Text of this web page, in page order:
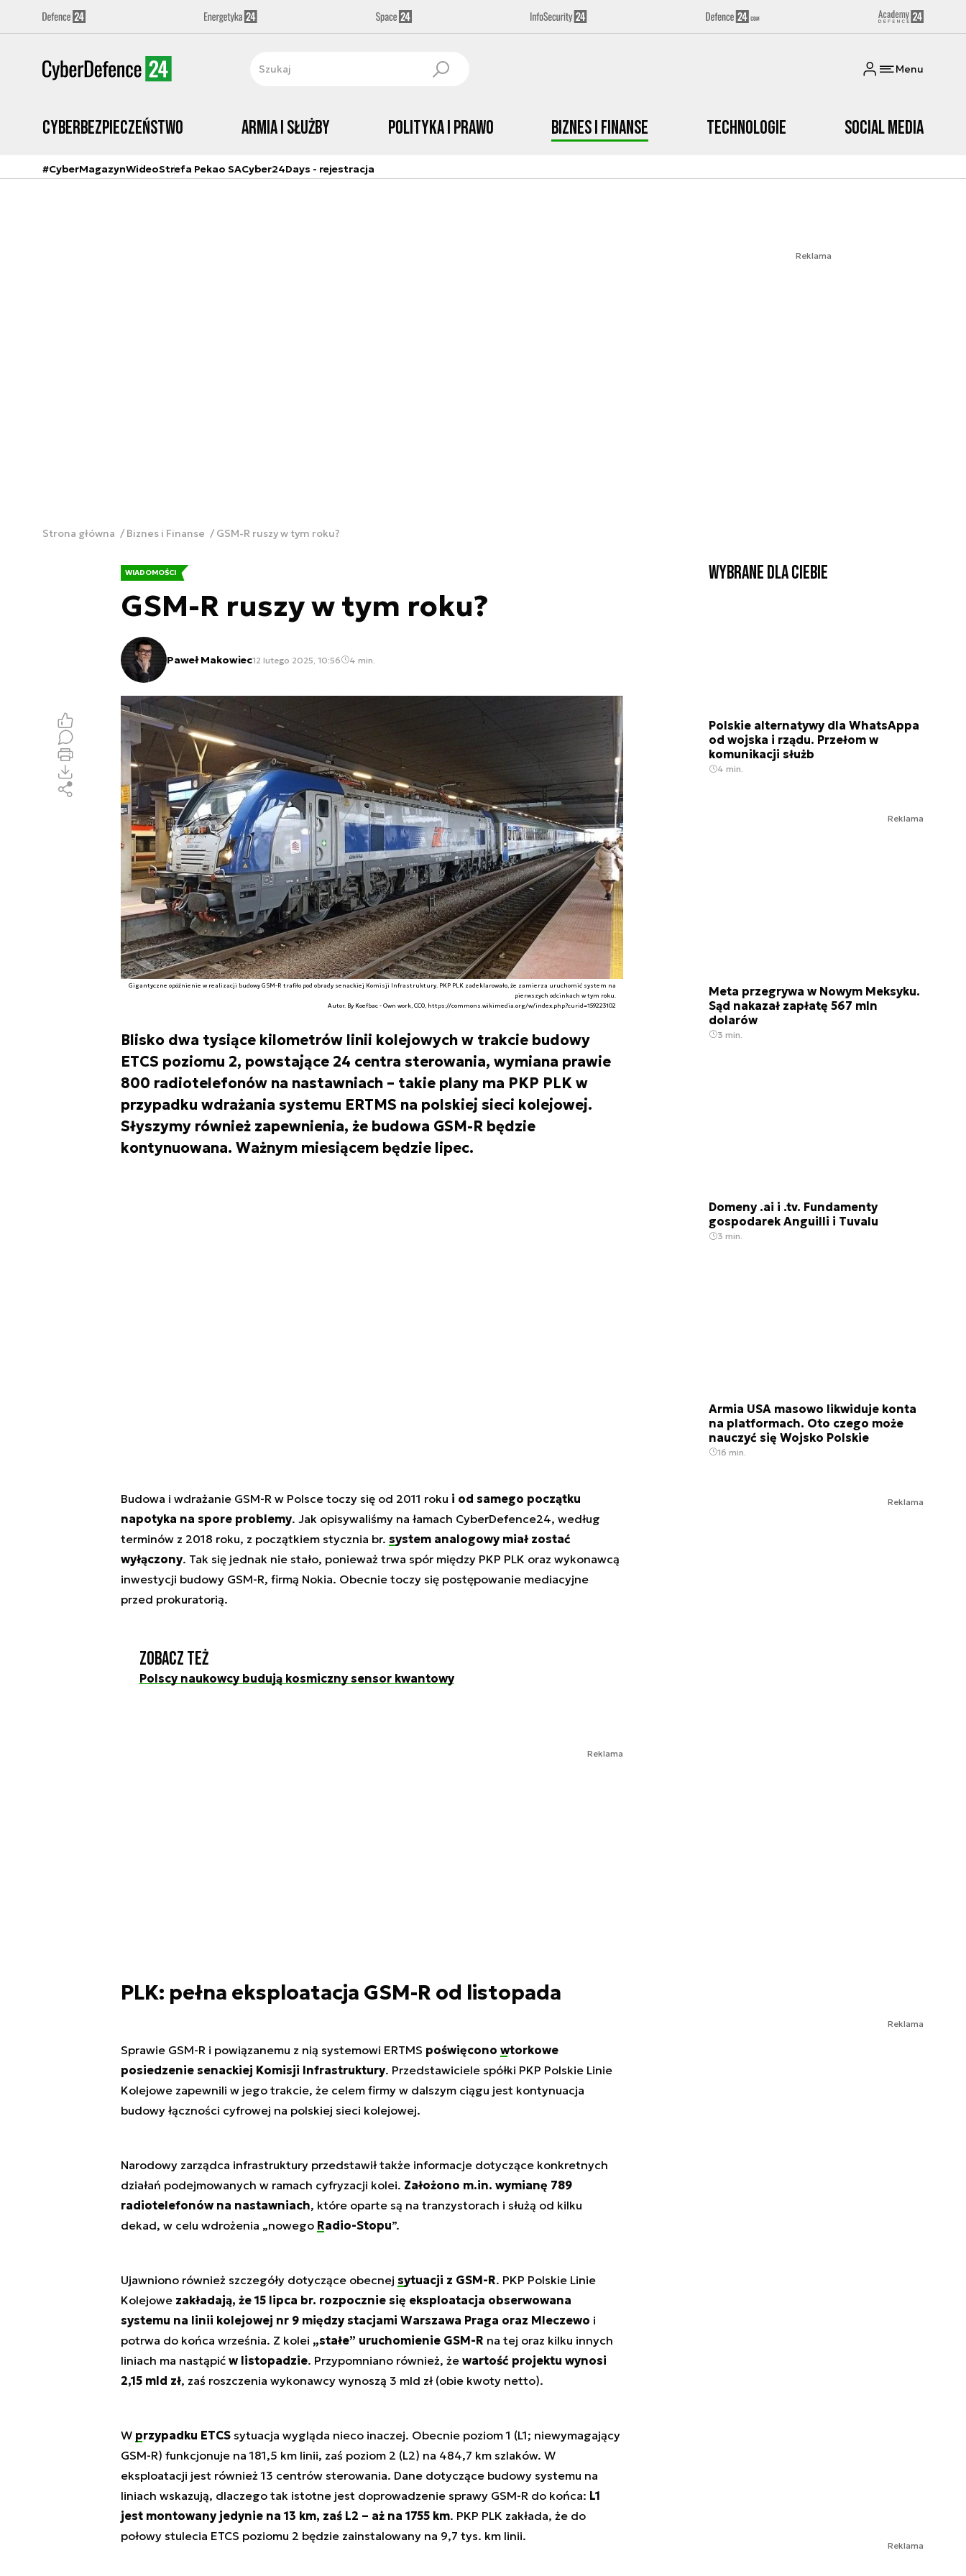
Menu
Cyberbezpieczeństwo Armia i Służby Polityka i prawo Biznes i Finanse Technologie Social media
#CyberMagazynWideoStrefa Pekao SACyber24Days - rejestracja
Reklama
Strona główna Biznes i Finanse GSM-R ruszy w tym roku?
WIADOMOŚCI
GSM-R ruszy w tym roku?
Paweł Makowiec12 lutego 2025, 10:56 4 min.
Gigantyczne opóźnienie w realizacji budowy GSM-R trafiło pod obrady senackiej Komisji Infrastruktury. PKP PLK zadeklarowało, że zamierza uruchomić system na
pierwszych odcinkach w tym roku.
Autor. By Koefbac - Own work, CC0, https://commons.wikimedia.org/w/index.php?curid=159223102
Blisko dwa tysiące kilometrów linii kolejowych w trakcie budowy
ETCS poziomu 2, powstające 24 centra sterowania, wymiana prawie
800 radiotelefonów na nastawniach – takie plany ma PKP PLK w
przypadku wdrażania systemu ERTMS na polskiej sieci kolejowej.
Słyszymy również zapewnienia, że budowa GSM-R będzie
kontynuowana. Ważnym miesiącem będzie lipec.
Budowa i wdrażanie GSM-R w Polsce toczy się od 2011 roku i od samego początku
napotyka na spore problemy. Jak opisywaliśmy na łamach CyberDefence24, według
terminów z 2018 roku, z początkiem stycznia br. system analogowy miał zostać
wyłączony. Tak się jednak nie stało, ponieważ trwa spór między PKP PLK oraz wykonawcą
inwestycji budowy GSM-R, firmą Nokia. Obecnie toczy się postępowanie mediacyjne
przed prokuratorią.
Zobacz też
Polscy naukowcy budują kosmiczny sensor kwantowy
Reklama
PLK: pełna eksploatacja GSM-R od listopada
Sprawie GSM-R i powiązanemu z nią systemowi ERTMS poświęcono wtorkowe
posiedzeniesenackiej Komisji Infrastruktury. Przedstawiciele spółki PKP Polskie Linie
Kolejowe zapewnili w jego trakcie, że celem firmy w dalszym ciągu jest kontynuacja
budowy łączności cyfrowej na polskiej sieci kolejowej.
Narodowy zarządca infrastruktury przedstawił także informacje dotyczące konkretnych
działań podejmowanych w ramach cyfryzacji kolei. Założono m.in. wymianę 789
radiotelefonów na nastawniach, które oparte są na tranzystorach i służą od kilku
dekad, w celu wdrożenia „nowego Radio-Stopu”.
Ujawniono również szczegóły dotyczące obecnej sytuacji z GSM-R. PKP Polskie Linie
Kolejowe zakładają, że 15 lipca br. rozpocznie się eksploatacja obserwowana
systemu na linii kolejowej nr 9 między stacjami Warszawa Praga oraz Mleczewo i
potrwa do końca września. Z kolei „stałe” uruchomienie GSM-R na tej oraz kilku innych
liniach ma nastąpić w listopadzie. Przypomniano również, że wartość projektu wynosi
2,15 mld zł, zaś roszczenia wykonawcy wynoszą 3 mld zł (obie kwoty netto).
W przypadku ETCSsytuacja wygląda nieco inaczej. Obecnie poziom 1 (L1; niewymagający
GSM-R) funkcjonuje na 181,5 km linii, zaś poziom 2 (L2) na 484,7 km szlaków. W
eksploatacji jest również 13 centrów sterowania. Dane dotyczące budowy systemu na
liniach wskazują, dlaczego tak istotne jest doprowadzenie sprawy GSM-R do końca: L1
jest montowany jedynie na 13 km, zaś L2 – aż na 1755 km. PKP PLK zakłada, że do
połowy stulecia ETCS poziomu 2 będzie zainstalowany na 9,7 tys. km linii.
Wybrane dla Ciebie
Polskie alternatywy dla WhatsAppa
od wojska i rządu. Przełom w
komunikacji służb
4 min.
Reklama
Meta przegrywa w Nowym Meksyku.
Sąd nakazał zapłatę 567 mln
dolarów
3 min.
Domeny .ai i .tv. Fundamenty
gospodarek Anguilli i Tuvalu
3 min.
Armia USA masowo likwiduje konta
na platformach. Oto czego może
nauczyć się Wojsko Polskie
16 min.
Reklama
Reklama
Reklama